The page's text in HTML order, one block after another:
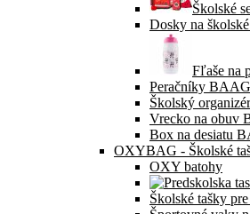
Školské
Dosky na
Fľaše na
Peračníky
Školský
Vrecko na obuv
Box na desiatu
OXYBAG - Školské
OXY batohy
Školské tašky